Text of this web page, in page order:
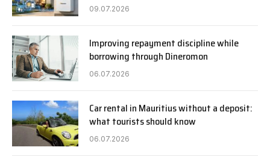
09.07.2026
Improving repayment discipline while
borrowing through Dineromon
06.07.2026
Car rental in Mauritius without a deposit:
what tourists should know
06.07.2026